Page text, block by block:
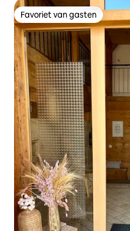
Favoriet van gasten
Favoriet van gasten